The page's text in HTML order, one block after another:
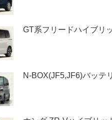
GT系フリードハイブリ
N-BOX(JF5,JF6)バッテ